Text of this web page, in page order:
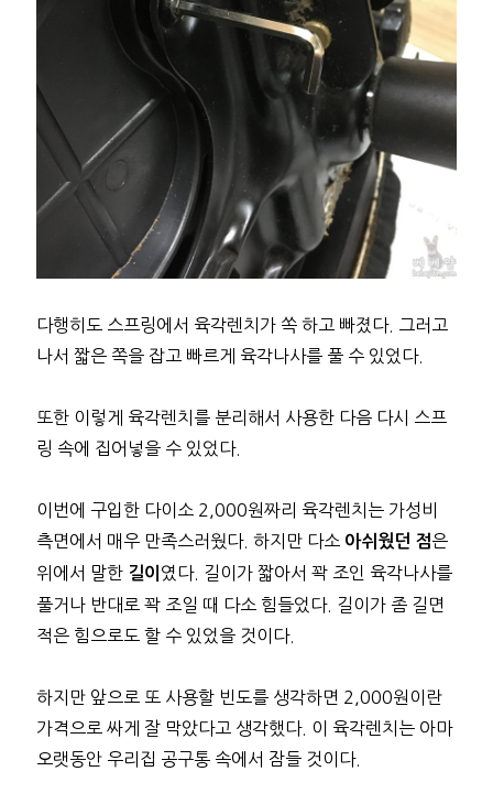
다행히도 스프링에서 육각렌치가 쏙 하고 빠졌다. 그러고
나서 짧은 쪽을 잡고 빠르게 육각나사를 풀 수 있었다.
또한 이렇게 육각렌치를 분리해서 사용한 다음 다시 스프
링 속에 집어넣을 수 있었다.
이번에 구입한 다이소 2,000원짜리 육각렌치는 가성비
측면에서 매우 만족스러웠다. 하지만 다소 아쉬웠던 점은
위에서 말한 길이 였다. 길이가 짧아서 꽉 조인 육각나사를
풀거나 반대로 꽉 조일 때 다소 힘들었다. 길이가 좀 길면
적은 힘으로도 할 수 있었을 것이다.
하지만 앞으로 또 사용할 빈도를 생각하면 2,000원이란
가격으로 싸게 잘 막았다고 생각했다. 이 육각렌치는 아마
오랫동안 우리집 공구통 속에서 잠들 것이다.